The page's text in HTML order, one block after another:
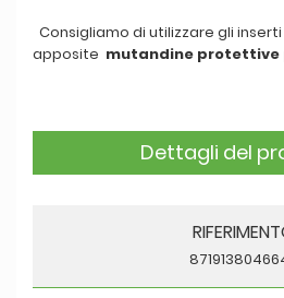
Consigliamo di utilizzare gli
apposite mutandine protettive
Dettagli del